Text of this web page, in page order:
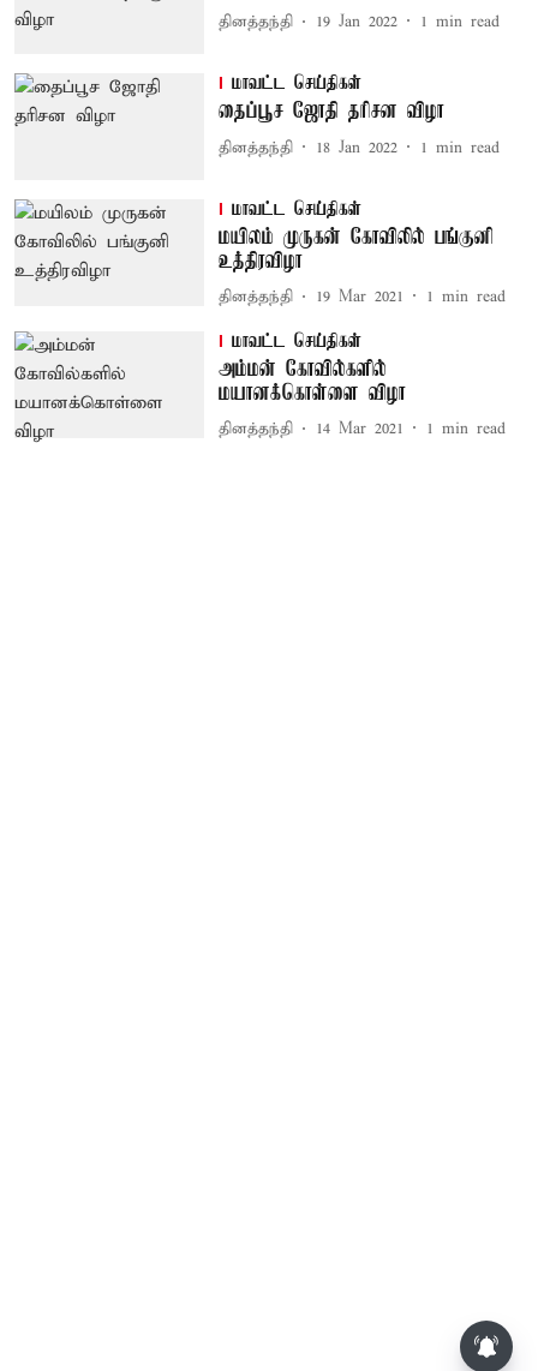
தினத்தந்தி 19 Jan 2022 1 min read
மாவட்ட செய்திகள்
தைப்பூச ஜோதி தரிசன விழா
தினத்தந்தி 18 Jan 2022 1 min read
மாவட்ட செய்திகள்
மயிலம் முருகன் கோவிலில் பங்குனி
உத்திரவிழா
தினத்தந்தி 19 Mar 2021 1 min read
மாவட்ட செய்திகள்
அம்மன் கோவில்களில்
மயானக்கொள்ளை விழா
தினத்தந்தி 14 Mar 2021 1 min read